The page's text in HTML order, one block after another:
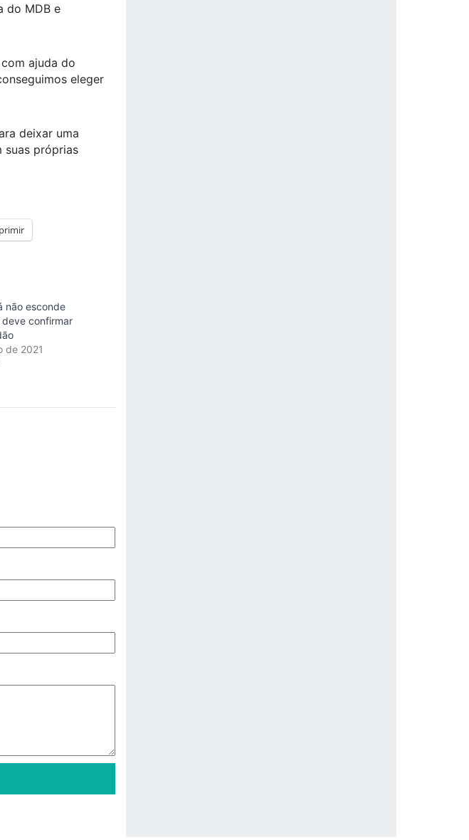
do MDB e
ajuda do
eleger
deixar uma
suas próprias
não esconde
confirmar
de 2021